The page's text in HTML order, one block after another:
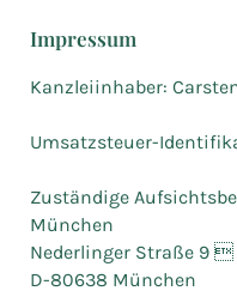
Impressum
Kanzleiinhaber:
Umsatzsteuer-
Zuständige
München
Nederlinger Straße 9 
D-80638 München